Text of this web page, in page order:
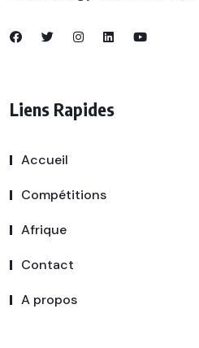
Liens Rapides
Accueil
Compétitions
Afrique
Contact
A propos